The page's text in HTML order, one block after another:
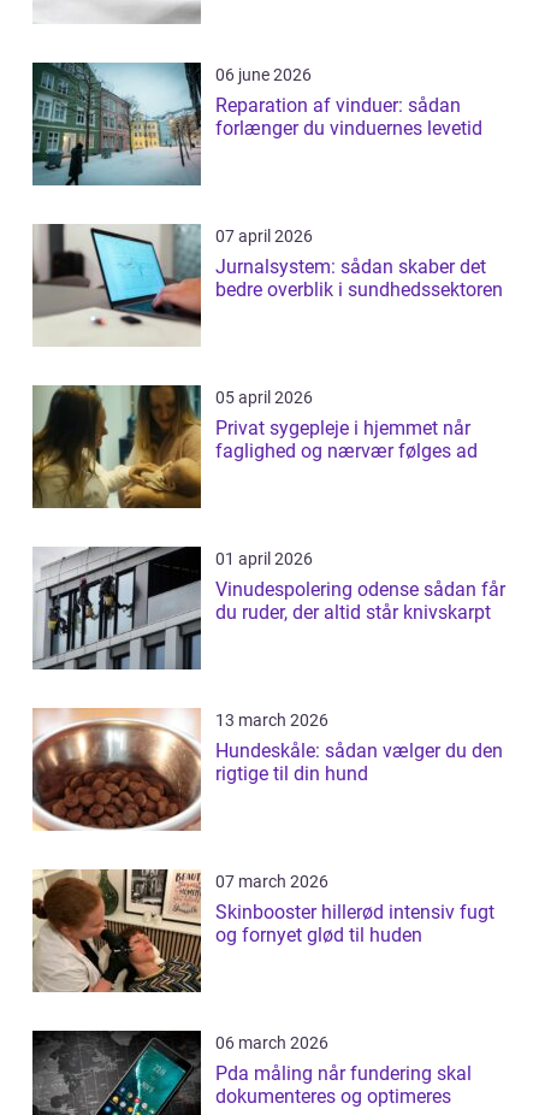
06 june 2026
Reparation af vinduer: sådan
forlænger du vinduernes levetid
07 april 2026
Jurnalsystem: sådan skaber det
bedre overblik i sundhedssektoren
05 april 2026
Privat sygepleje i hjemmet når
faglighed og nærvær følges ad
01 april 2026
Vinudespolering odense sådan får
du ruder, der altid står knivskarpt
13 march 2026
Hundeskåle: sådan vælger du den
rigtige til din hund
07 march 2026
Skinbooster hillerød intensiv fugt
og fornyet glød til huden
06 march 2026
Pda måling når fundering skal
dokumenteres og optimeres